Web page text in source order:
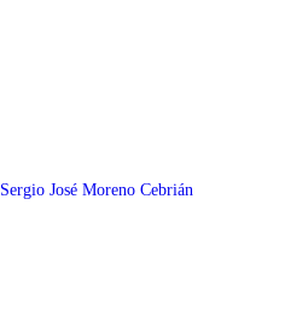
Sergio José Moreno Cebrián